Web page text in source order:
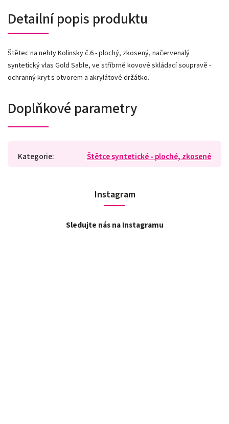
Detailní popis produktu
Štětec na nehty Kolinsky č.6 - plochý, zkosený, načervenalý
syntetický vlas Gold Sable, ve stříbrné kovové skládací soupravě -
ochranný kryt s otvorem a akrylátové držátko.
Doplňkové parametry
Kategorie: Štětce syntetické - ploché, zkosené
Instagram
Sledujte nás na Instagramu